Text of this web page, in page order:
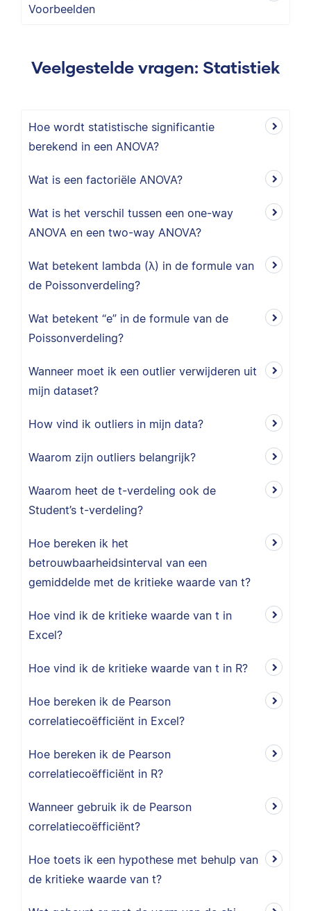
Voorbeelden
Veelgestelde vragen: Statistiek
Hoe wordt statistische significantie
berekend in een ANOVA?
Wat is een factoriële ANOVA?
Wat is het verschil tussen een one-way
ANOVA en een two-way ANOVA?
Wat betekent lambda (λ) in de formule van
de Poissonverdeling?
Wat betekent “e” in de formule van de
Poissonverdeling?
Wanneer moet ik een outlier verwijderen uit
mijn dataset?
How vind ik outliers in mijn data?
Waarom zijn outliers belangrijk?
Waarom heet de t-verdeling ook de
Student’s t-verdeling?
Hoe bereken ik het
betrouwbaarheidsinterval van een
gemiddelde met de kritieke waarde van t?
Hoe vind ik de kritieke waarde van t in
Excel?
Hoe vind ik de kritieke waarde van t in R?
Hoe bereken ik de Pearson
correlatiecoëfficiënt in Excel?
Hoe bereken ik de Pearson
correlatiecoëfficiënt in R?
Wanneer gebruik ik de Pearson
correlatiecoëfficiënt?
Hoe toets ik een hypothese met behulp van
de kritieke waarde van t?